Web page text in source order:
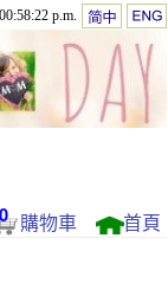
p.m.
0 購物車 首頁